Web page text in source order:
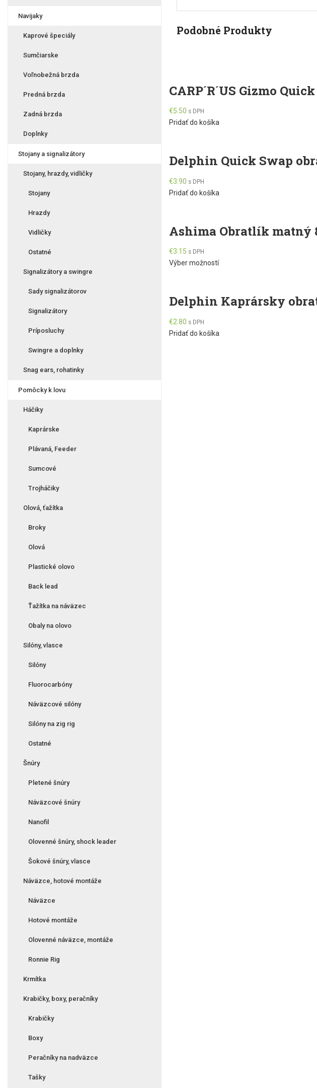
Podobné Produkty
CARP´R´US Gizmo
€5.50 s DPH
Pridať do košíka
Delphin Quick Swap
€3.90 s DPH
Pridať do košíka
Ashima Obratlík matný
€3.15 s DPH
Výber možnostíThis
multiple
variants.
options
Delphin Kaprársky
€2.80 s DPH
Pridať do košíka
Navijaky
Kaprové špeciály
Sumčiarske
Voľnobežná brzda
Predná brzda
Zadná brzda
Doplnky
Stojany a signalizátory
Stojany, hrazdy, vidličky
Stojany
Hrazdy
Vidličky
Ostatné
Signalizátory a swingre
Sady signalizátorov
Signalizátory
Príposluchy
Swingre a doplnky
Snag ears, rohatinky
Pomôcky k lovu
Háčiky
Kaprárske
Plávaná, Feeder
Sumcové
Trojháčiky
Olová, ťažítka
Broky
Olová
Plastické olovo
Back lead
Ťažítka na náväzec
Obaly na olovo
Silóny, vlasce
Silóny
Fluorocarbóny
Náväzcové silóny
Silóny na zig rig
Ostatné
Šnúry
Pletené šnúry
Náväzcové šnúry
Nanofil
Olovenné šnúry, shock leader
Šokové šnúry, vlasce
Náväzce, hotové montáže
Náväzce
Hotové montáže
Olovenné náväzce, montáže
Ronnie Rig
Krmítka
Krabičky, boxy, peračníky
Krabičky
Boxy
Peračníky na nadväzce
Tašky